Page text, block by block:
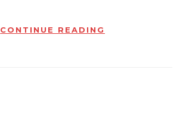
CONTINUE READING